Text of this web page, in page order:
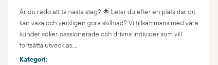
Är du redo att ta nästa steg? 🌟 Letar du efter en plats där du
kan växa och verkligen göra skillnad? Vi tillsammans med våra
kunder söker passionerade och drivna individer som vill
fortsätta utvecklas....
Kategori: